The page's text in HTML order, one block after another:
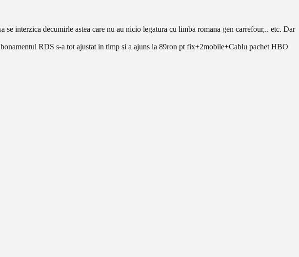
interzica decumirle astea care nu au nicio legatura cu limba romana gen carrefour,.. etc. Dar
RDS s-a tot ajustat in timp si a ajuns la 89ron pt fix+2mobile+Cablu pachet HBO